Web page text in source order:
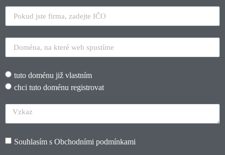
tuto doménu již vlastním
chci tuto doménu registrovat
Souhlasím s Obchodními podmínkami